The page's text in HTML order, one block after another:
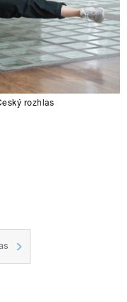
rozhlas